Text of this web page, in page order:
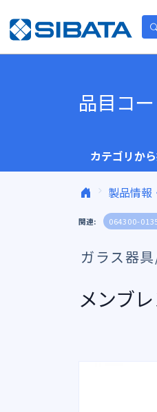
品目コー
カテゴリか
製品情報
関連: 064300-
ガラス器
メンブ